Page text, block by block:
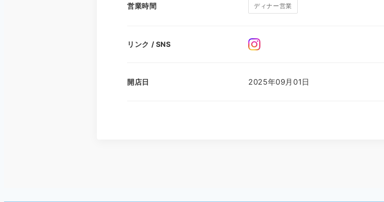
営業時間 ディナー営業
リンク / SNS
開店日 2025年09月01日